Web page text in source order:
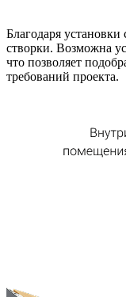
Благодаря
створки. Возможна
что позволяет
требований проекта.